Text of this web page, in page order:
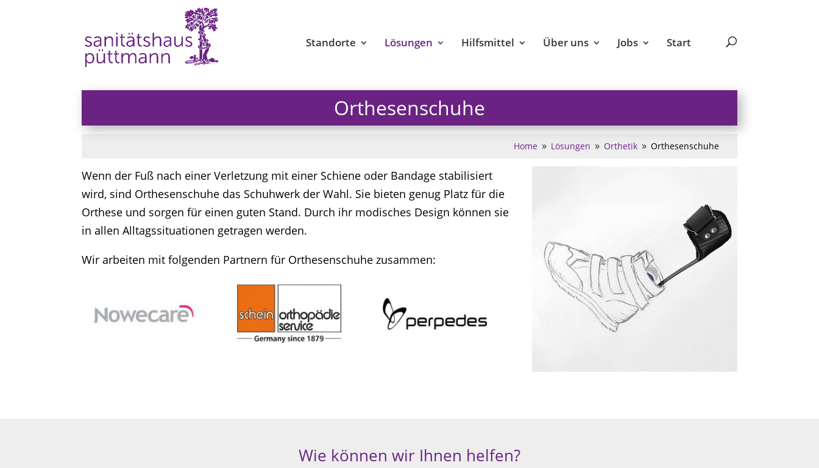
Standorte Lösungen Hilfsmittel Über uns Jobs Start
Orthesenschuhe
Home 9 Lösungen 9 Orthetik 9 Orthesenschuhe
Wenn der Fuß nach einer Verletzung mit einer Schiene oder Bandage stabilisiert
wird, sind Orthesenschuhe das Schuhwerk der Wahl. Sie bieten genug Platz für die
Orthese und sorgen für einen guten Stand. Durch ihr modisches Design können sie
in allen Alltagssituationen getragen werden.
Wir arbeiten mit folgenden Partnern für Orthesenschuhe zusammen:
Wie können wir Ihnen helfen?